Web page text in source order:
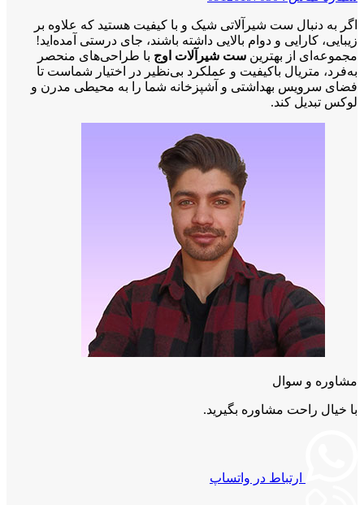
اگر به دنبال ست شیرآلاتی شیک و با کیفیت هستید که علاوه بر
زیبایی، کارایی و دوام بالایی داشته باشند، جای درستی آمده‌اید!
مجموعه‌ای از بهترین ست شیرآلات اوج با طراحی‌های منحصر
به‌فرد، متریال باکیفیت و عملکرد بی‌نظیر در اختیار شماست تا
فضای سرویس بهداشتی و آشپزخانه شما را به محیطی مدرن و
لوکس تبدیل کند.
مشاوره و سوال
با خیال راحت مشاوره بگیرید.
ارتباط در واتساپ